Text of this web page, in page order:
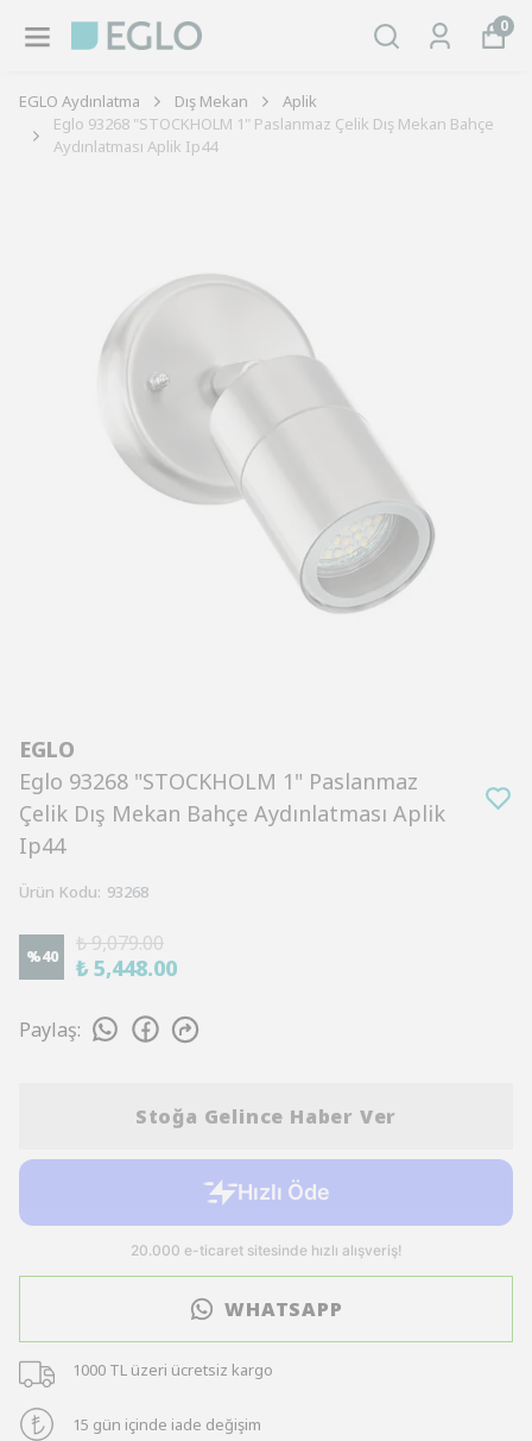
0
EGLO Aydınlatma Dış Mekan
Aplik
Eglo 93268 "STOCKHOLM 1" Paslanmaz Çelik Dış Mekan Bahçe
Aydınlatması Aplik Ip44
EGLO
Eglo 93268 "STOCKHOLM 1" Paslanmaz
Çelik Dış Mekan Bahçe Aydınlatması Aplik
Ip44
Ürün Kodu: 93268
%40
₺ 9,079.00
₺ 5,448.00
Paylaş:
Stoğa Gelince Haber Ver
WHATSAPP
1000 TL üzeri ücretsiz kargo
15 gün içinde iade değişim